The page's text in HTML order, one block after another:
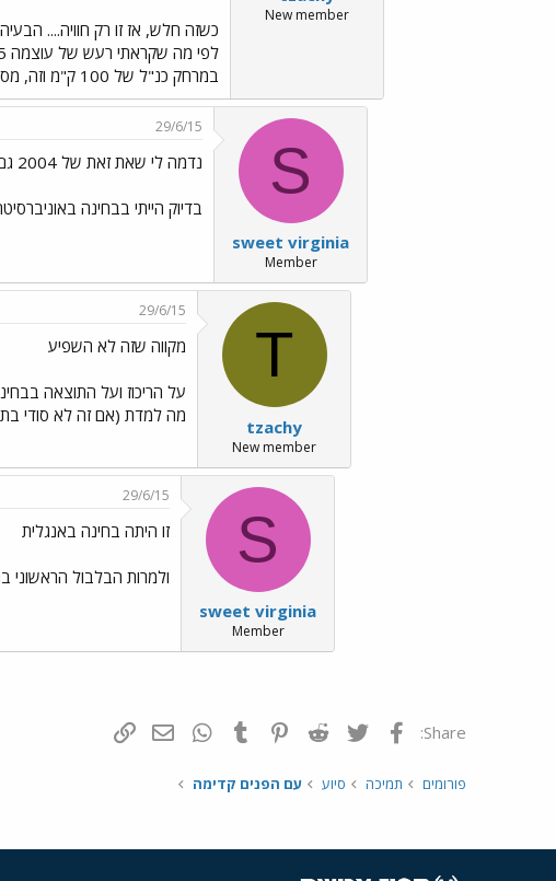
New member
במרחק כנ"ל של 100 ק"מ וזה, מסתבר, עלול להיות הרסני.
S
sweet virginia
Member
29/6/15
נדמה לי שאת זאת של 2004 גם אני הרגשתי
בדיוק הייתי בבחינה
T
tzachy
New member
29/6/15
מקווה שזה לא השפיע
על הריכוז ועל התוצאה
מה למדת (אם זה לא סודי
S
sweet virginia
Member
29/6/15
זו היתה בחינה באנגלית
ולמרות הבלבול הראשוני
Share: פייסבוק Twitter
Reddit
Pinterest
Tumblr
WhatsAppדואר אלקטרוני
פורומים תמיכה סיוע עם הפנים קדימה